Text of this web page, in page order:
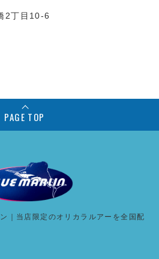
2丁目10-6
PAGE TOP
｜当店限定のオリカラルアーを全国配